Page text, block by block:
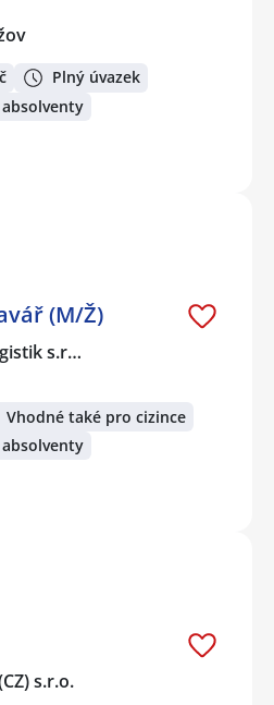
Plný úvazek
(M/Ž)
s.r…
Vhodné také pro cizince
s.r.o.